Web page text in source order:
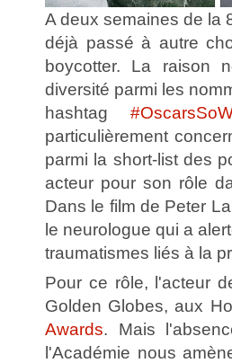
A deux semaines de la
déjà passé à autre
boycotter. La raison
diversité parmi les
hashtag
particulièrement
parmi la short-list des
acteur pour son rôle
Dans le film de Peter
le neurologue qui a
traumatismes liés à la
Pour ce rôle, l'acteur
Golden Globes, aux
Awards. Mais
l'Académie nous